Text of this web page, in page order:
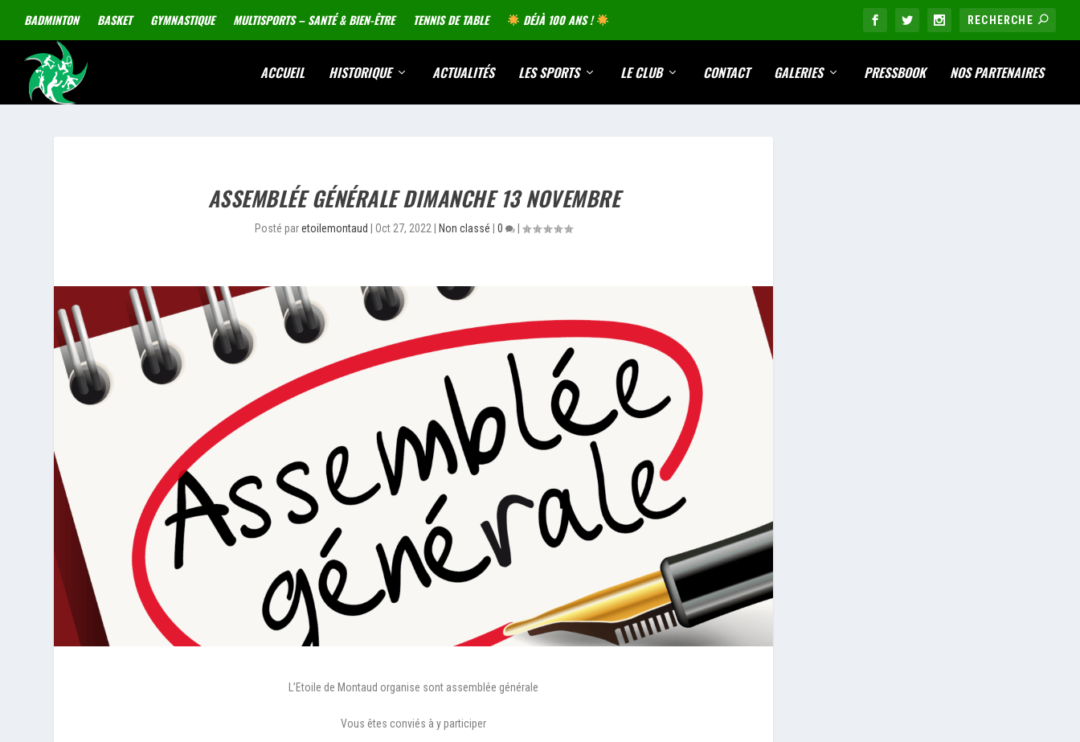
BADMINTON BASKET GYMNASTIQUE MULTISPORTS – SANTÉ & BIEN-ÊTRE TENNIS DE TABLE DÉJÀ 100 ANS !
ACCUEIL HISTORIQUE ACTUALITÉS LES SPORTS LE CLUB CONTACT GALERIES PRESSBOOK NOS PARTENAIRES
ASSEMBLÉE GÉNÉRALE DIMANCHE 13 NOVEMBRE
Posté paretoilemontaud |Oct 27, 2022 Non classé |0 |
L’Etoile de Montaud organise sont assemblée générale
Vous êtes conviés à y participer